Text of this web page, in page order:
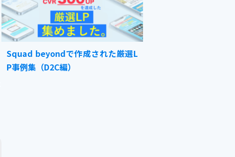
Squad beyondで作成された厳選L
P事例集（D2C編）